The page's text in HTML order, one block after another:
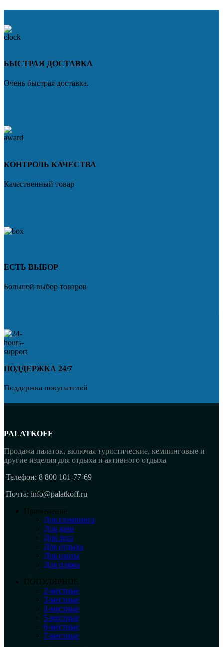
БЫСТРАЯ ДОСТАВКА
Очень быстрая доставка.
КОНТРОЛЬ КАЧЕСТВА
Качественный товар
ЕСТЬ ВЫБОР
Большой выбор товаров
ПОДДЕРЖКА 24/7
Поддержка покупателей
PALATKOFF
Продажа палаток, включая туристические, кемпинговые и
другие изделия для отдыха и активного отдыха
Телефон: 8 800 101-77-69
Почта: info@palatkoff.ru
Применение
Для глэмпинга
Для дачи
Для леса
Для отдыха
Для охоты
Для пляжа
ПОПУЛЯРНОЕ
2-местные
3-местные
4-местные
5-местные
6-местные
7-местные